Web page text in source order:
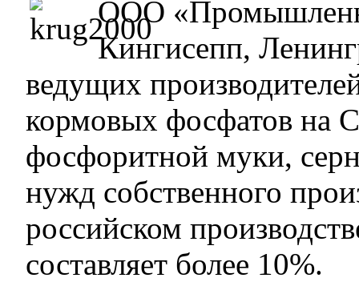
ООО
Кингисепп,
ведущих
кормовых фосфатов на
фосфоритной муки,
нужд собственного
российском
составляет более 10%.